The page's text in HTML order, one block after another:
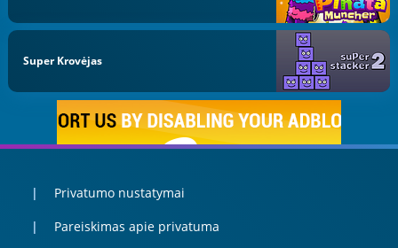
Super Krovėjas
Privatumo nustatymai
Pareiskimas apie privatuma